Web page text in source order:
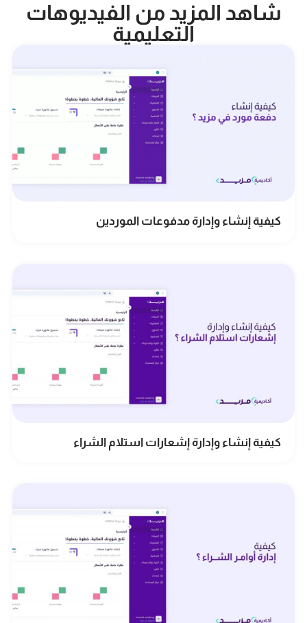
شاهد المزيد من الفيديوهات
التعليمية
كيفية إنشاء وإدارة مدفوعات الموردين
كيفية إنشاء وإدارة إشعارات استلام الشراء